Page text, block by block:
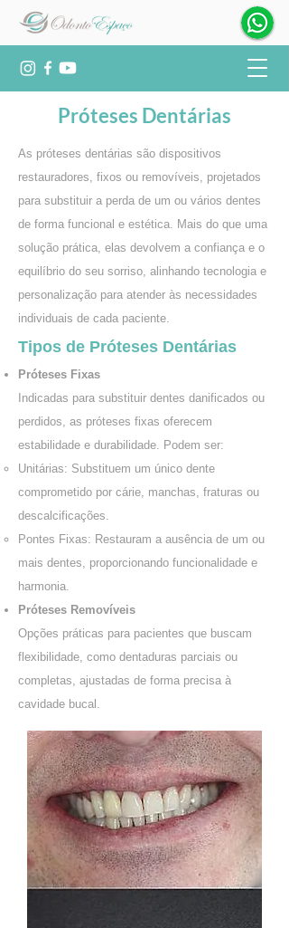
Próteses Dentárias
As próteses dentárias são dispositivos
restauradores, fixos ou removíveis, projetados
para substituir a perda de um ou vários dentes
de forma funcional e estética. Mais do que uma
solução prática, elas devolvem a confiança e o
equilíbrio do seu sorriso, alinhando tecnologia e
personalização para atender às necessidades
individuais de cada paciente.
Tipos de Próteses Dentárias
Próteses Fixas
Indicadas para substituir dentes danificados ou
perdidos, as próteses fixas oferecem
estabilidade e durabilidade. Podem ser:
Unitárias: Substituem um único dente
comprometido por cárie, manchas, fraturas ou
descalcificações.
Pontes Fixas: Restauram a ausência de um ou
mais dentes, proporcionando funcionalidade e
harmonia.
Próteses Removíveis
Opções práticas para pacientes que buscam
flexibilidade, como dentaduras parciais ou
completas, ajustadas de forma precisa à
cavidade bucal.